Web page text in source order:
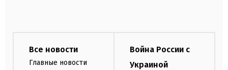
Все новости
Главные новости
Война России с
Украиной